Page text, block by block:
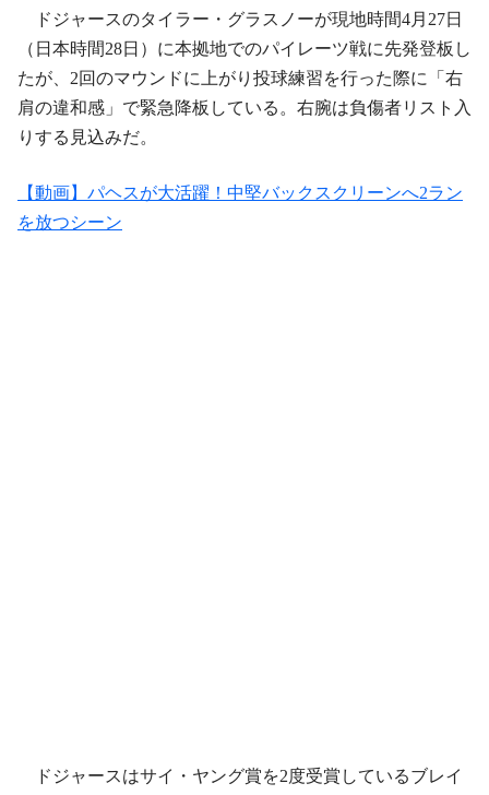
ドジャースのタイラー・グラスノーが現地時間4月27日
（日本時間28日）に本拠地でのパイレーツ戦に先発登板し
たが、2回のマウンドに上がり投球練習を行った際に「右
肩の違和感」で緊急降板している。右腕は負傷者リスト入
りする見込みだ。
【動画】パヘスが大活躍！中堅バックスクリーンへ2ラン
を放つシーン
ドジャースはサイ・ヤング賞を2度受賞しているブレイ